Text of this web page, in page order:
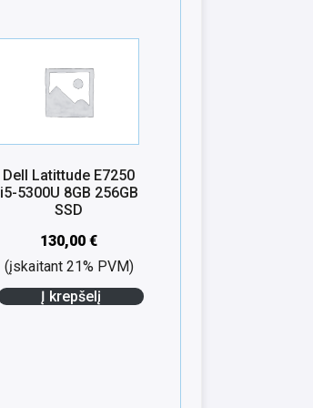
Dell Latittude E7250
i5-5300U 8GB 256GB
SSD
130,00 €
(įskaitant 21% PVM)
Į krepšelį